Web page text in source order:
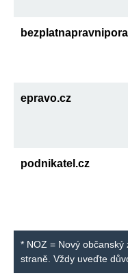
epravo.cz
podnikatel.cz
* NOZ = Nový
straně. Vždy uveďte